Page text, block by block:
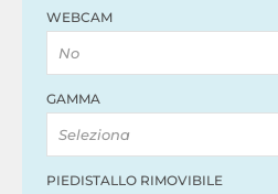
WEBCAM
No
GAMMA
Seleziona
PIEDISTALLO RIMOVIBILE